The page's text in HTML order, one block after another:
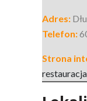
Adres:
Telefon:
Strona